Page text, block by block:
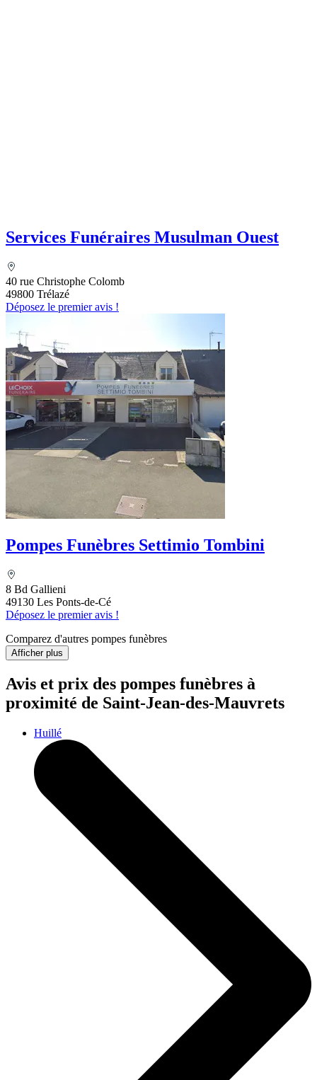
Services Funéraires Musulman Ouest
40 rue Christophe Colomb
49800 Trélazé
Déposez le premier avis !
Pompes Funèbres Settimio Tombini
8 Bd Gallieni
49130 Les Ponts-de-Cé
Déposez le premier avis !
Comparez d'autres pompes funèbres
Afficher plus
Avis et prix des pompes funèbres à
proximité de Saint-Jean-des-Mauvrets
Huillé